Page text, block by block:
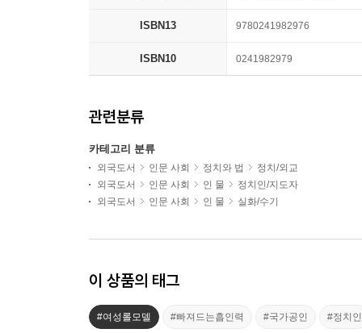
ISBN13 9780241982976
ISBN10 0241982979
관련분류
카테고리 분류
외국도서 인문 사회 정치와 법
정치/외교
외국도서
인문 사회 인 물
정치인/지도자
외국도서
인문 사회 인 물 실화/수기
이 상품의 태그
#여성롤모델 #빠져드는흡인력 #국가공인 #정치인